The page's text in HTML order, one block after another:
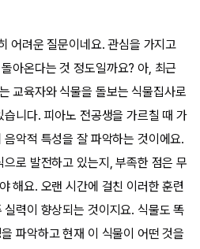
어려운 질문이네요. 관심을 가지고
아온다는 것 정도일까요? 아, 최근
교육자와 식물을 돌보는 식물집사로
니다. 피아노 전공생을 가르칠 때 가
악적 특성을 잘 파악하는 것이에요.
로 발전하고 있는지, 부족한 점은 무
해요. 오랜 시간에 걸친 이러한 훈련
력이 향상되는 것이지요. 식물도 똑
파악하고 현재 이 식물이 어떤 것을